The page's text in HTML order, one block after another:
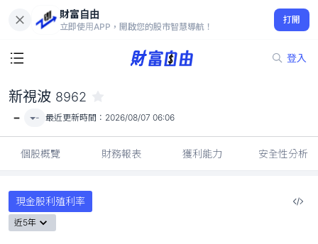
財富自由
立即使用APP，開啟您的股市智慧導航！
打開
登入
-
新視波 8962
- - 最近更新時間： 2026/08/07 06:06
個股概覽 財務報表 獲利能力 安全性分析
現金股利殖利率
近5年